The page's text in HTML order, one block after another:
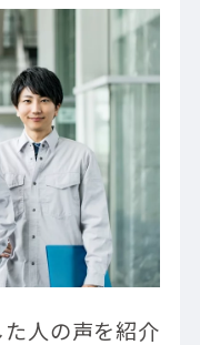
人の声を紹介